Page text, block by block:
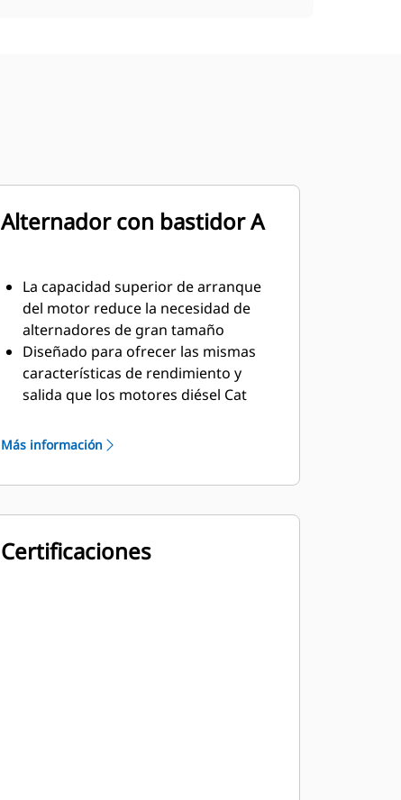
Alternador con bastidor A
La capacidad superior de arranque
del motor reduce la necesidad de
alternadores de gran tamaño
Diseñado para ofrecer las mismas
características de rendimiento y
salida que los motores diésel Cat
Más información
Certificaciones